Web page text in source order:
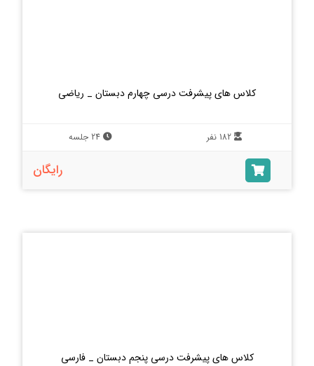
کلاس های پیشرفت درسی چهارم دبستان _ ریاضی
182 نفر 24 جلسه
رایگان
کلاس های پیشرفت درسی پنجم دبستان _ فارسی